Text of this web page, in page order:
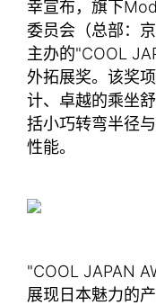
幸宣布，旗下
委员会（总部：
主办的"COOL
外拓展奖。该奖
计、卓越的乘坐
括小巧转弯半径
性能。
"COOL JAPAN
展现日本魅力的